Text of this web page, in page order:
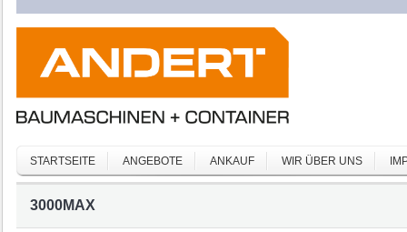
STARTSEITE ANGEBOTE ANKAUF WIR ÜBER UNS
3000MAX